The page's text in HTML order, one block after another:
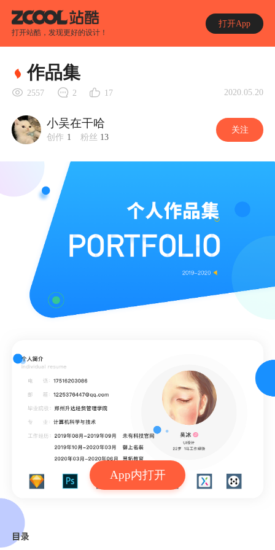
打开站酷，发现更好的设计！
打开App
App内打开
作品集
2557 2 17 2020.05.20
小吴在干哈
创作 1 粉丝 13
关注